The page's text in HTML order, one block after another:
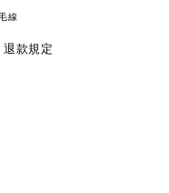
線
款規定